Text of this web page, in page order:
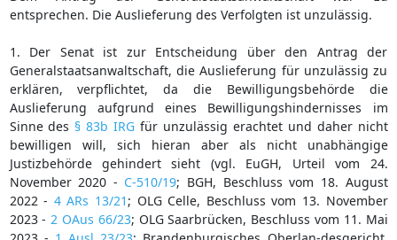
entsprechen. Die Auslieferung des Verfolgten ist unzulässig.
1. Der Senat ist zur Entscheidung über den Antrag der
Generalstaatsanwaltschaft, die Auslieferung für unzulässig zu
erklären, verpflichtet, da die Bewilligungsbehörde die
Auslieferung aufgrund eines Bewilligungshindernisses im
Sinne des § 83b IRG für unzulässig erachtet und daher nicht
bewilligen will, sich hieran aber als nicht unabhängige
Justizbehörde gehindert sieht (vgl. EuGH, Urteil vom 24.
November 2020 - C-510/19; BGH, Beschluss vom 18. August
2022 - 4 ARs 13/21 ; OLG Celle, Beschluss vom 13. November
2023 - 2 OAus 66/23; OLG Saarbrücken, Beschluss vom 11. Mai